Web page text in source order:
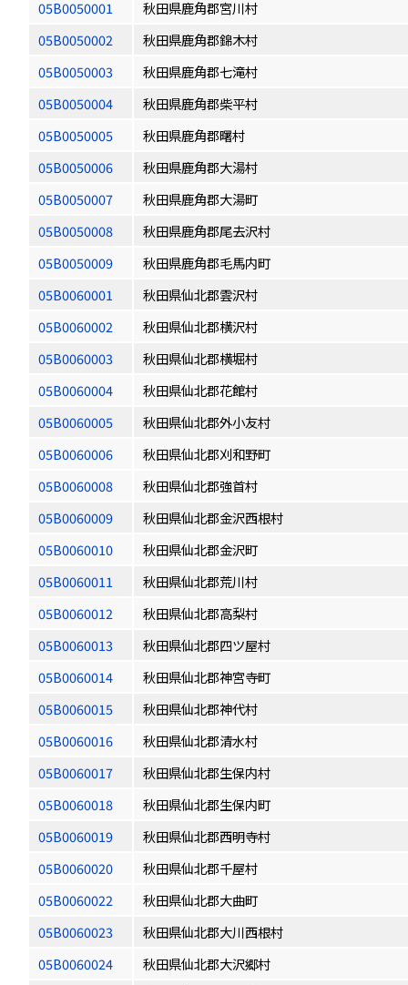
05B0050001
秋田県鹿角郡宮川村
05B0050002
秋田県鹿角郡錦木村
05B0050003
秋田県鹿角郡七滝村
05B0050004
秋田県鹿角郡柴平村
05B0050005
秋田県鹿角郡曙村
05B0050006
秋田県鹿角郡大湯村
05B0050007
秋田県鹿角郡大湯町
05B0050008
秋田県鹿角郡尾去沢村
05B0050009
秋田県鹿角郡毛馬内町
05B0060001
秋田県仙北郡雲沢村
05B0060002
秋田県仙北郡横沢村
05B0060003
秋田県仙北郡横堀村
05B0060004
秋田県仙北郡花館村
05B0060005
秋田県仙北郡外小友村
05B0060006
秋田県仙北郡刈和野町
05B0060008
秋田県仙北郡強首村
05B0060009
秋田県仙北郡金沢西根村
05B0060010
秋田県仙北郡金沢町
05B0060011
秋田県仙北郡荒川村
05B0060012
秋田県仙北郡高梨村
05B0060013
秋田県仙北郡四ツ屋村
05B0060014
秋田県仙北郡神宮寺町
05B0060015
秋田県仙北郡神代村
05B0060016
秋田県仙北郡清水村
05B0060017
秋田県仙北郡生保内村
05B0060018
秋田県仙北郡生保内町
05B0060019
秋田県仙北郡西明寺村
05B0060020
秋田県仙北郡千屋村
05B0060022
秋田県仙北郡大曲町
05B0060023
秋田県仙北郡大川西根村
05B0060024
秋田県仙北郡大沢郷村